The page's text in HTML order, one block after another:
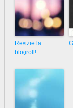
Revizie la…
blogroll!